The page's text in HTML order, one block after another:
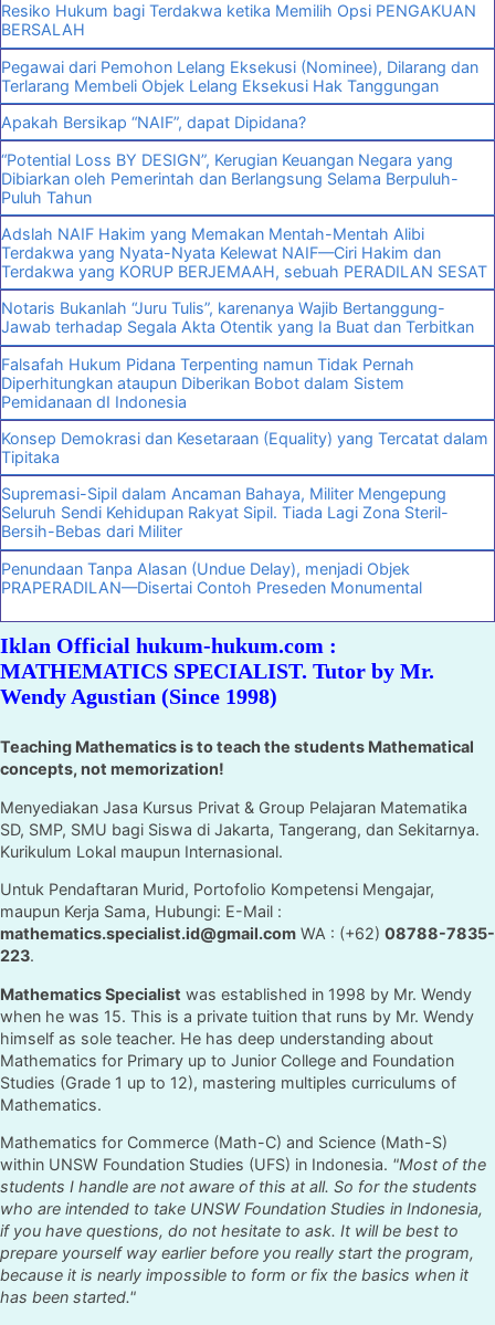
Resiko Hukum bagi Terdakwa ketika Memilih Opsi PENGAKUAN
BERSALAH
Pegawai dari Pemohon Lelang Eksekusi (Nominee), Dilarang dan
Terlarang Membeli Objek Lelang Eksekusi Hak Tanggungan
Apakah Bersikap “NAIF”, dapat Dipidana?
“Potential Loss BY DESIGN”, Kerugian Keuangan Negara yang
Dibiarkan oleh Pemerintah dan Berlangsung Selama Berpuluh-
Puluh Tahun
Adslah NAIF Hakim yang Memakan Mentah-Mentah Alibi
Terdakwa yang Nyata-Nyata Kelewat NAIF—Ciri Hakim dan
Terdakwa yang KORUP BERJEMAAH, sebuah PERADILAN SESAT
Notaris Bukanlah “Juru Tulis”, karenanya Wajib Bertanggung-
Jawab terhadap Segala Akta Otentik yang Ia Buat dan Terbitkan
Falsafah Hukum Pidana Terpenting namun Tidak Pernah
Diperhitungkan ataupun Diberikan Bobot dalam Sistem
Pemidanaan dI Indonesia
Konsep Demokrasi dan Kesetaraan (Equality) yang Tercatat dalam
Tipitaka
Supremasi-Sipil dalam Ancaman Bahaya, Militer Mengepung
Seluruh Sendi Kehidupan Rakyat Sipil. Tiada Lagi Zona Steril-
Bersih-Bebas dari Militer
Penundaan Tanpa Alasan (Undue Delay), menjadi Objek
PRAPERADILAN—Disertai Contoh Preseden Monumental
Iklan Official hukum-hukum.com :
MATHEMATICS SPECIALIST. Tutor by Mr.
Wendy Agustian (Since 1998)
Teaching Mathematics is to teach the students Mathematical
concepts, not memorization!
Menyediakan Jasa Kursus Privat & Group Pelajaran Matematika
SD, SMP, SMU bagi Siswa di Jakarta, Tangerang, dan Sekitarnya.
Kurikulum Lokal maupun Internasional.
Untuk Pendaftaran Murid, Portofolio Kompetensi Mengajar,
maupun Kerja Sama, Hubungi: E-Mail :
mathematics.specialist.id@gmail.com WA : (+62) 08788-7835-
223.
Mathematics Specialist was established in 1998 by Mr. Wendy
when he was 15. This is a private tuition that runs by Mr. Wendy
himself as sole teacher. He has deep understanding about
Mathematics for Primary up to Junior College and Foundation
Studies (Grade 1 up to 12), mastering multiples curriculums of
Mathematics.
Mathematics for Commerce (Math-C) and Science (Math-S)
within UNSW Foundation Studies (UFS) in Indonesia. "Most of the
students I handle are not aware of this at all. So for the students
who are intended to take UNSW Foundation Studies in Indonesia,
if you have questions, do not hesitate to ask. It will be best to
prepare yourself way earlier before you really start the program,
because it is nearly impossible to form or fix the basics when it
has been started."